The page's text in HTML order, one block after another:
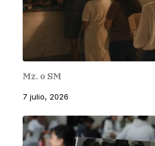
Mz. o SM
7 julio, 2026